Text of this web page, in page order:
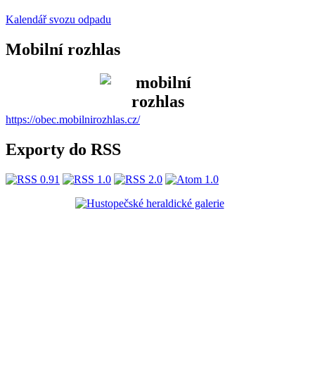
Kalendář svozu odpadu
Mobilní rozhlas
https://obec.mobilnirozhlas.cz/
Exporty do RSS